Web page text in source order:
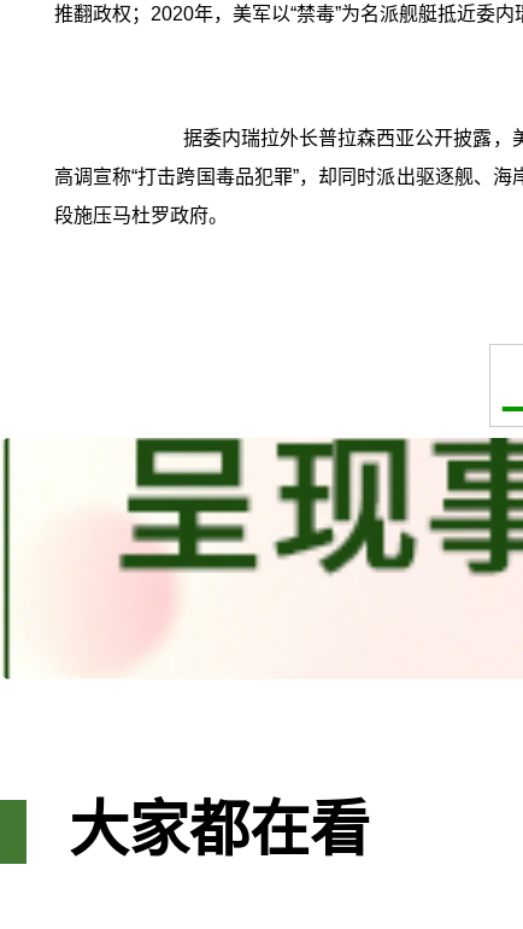
推翻政权；2020年，美军以“禁毒”为名派舰艇抵近委
据委内瑞拉外长普拉森西亚公开披露，
高调宣称“打击跨国毒品犯罪”，却同时派出驱逐舰、
段施压马杜罗政府。
大家都在看